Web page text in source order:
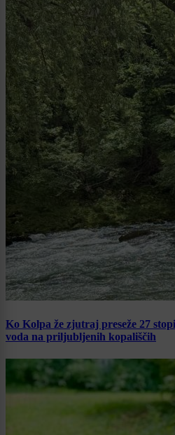
Ko Kolpa že zjutraj preseže 27
voda na priljubljenih kopališčih